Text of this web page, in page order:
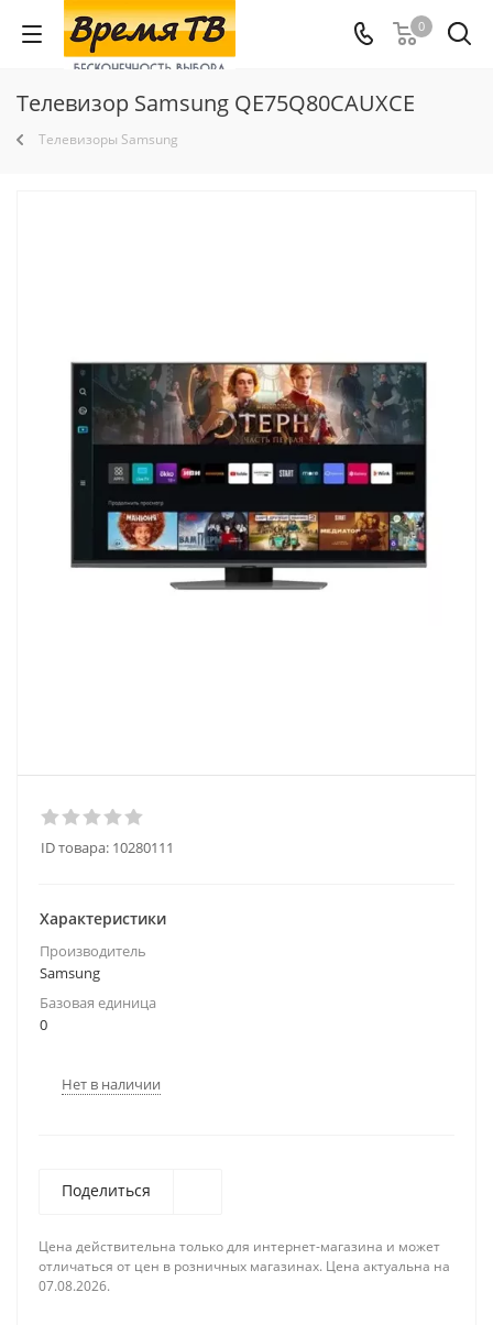
0
Телевизор Samsung QE75Q80CAUXCE
Телевизоры Samsung
ID товара: 10280111
Характеристики
Производитель
Samsung
Базовая единица
0
Нет в наличии
Поделиться
Цена действительна только для интернет-магазина и может
отличаться от цен в розничных магазинах. Цена актуальна на
07.08.2026.